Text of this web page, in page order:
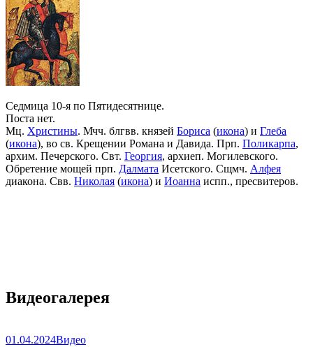
Седмица 10-я по Пятидесятнице.
Поста нет.
Мц. Христины. Мчч. блгвв. князей Бориса (икона) и Глеба
(икона), во св. Крещении Романа и Давида. Прп. Поликарпа,
архим. Печерского. Свт. Георгия, архиеп. Могилевского.
Обретение мощей прп. Далмата Исетского. Сщмч. Алфея
диакона. Свв. Николая (икона) и Иоанна испп., пресвитеров.
Видеогалерея
01.04.2024Видео